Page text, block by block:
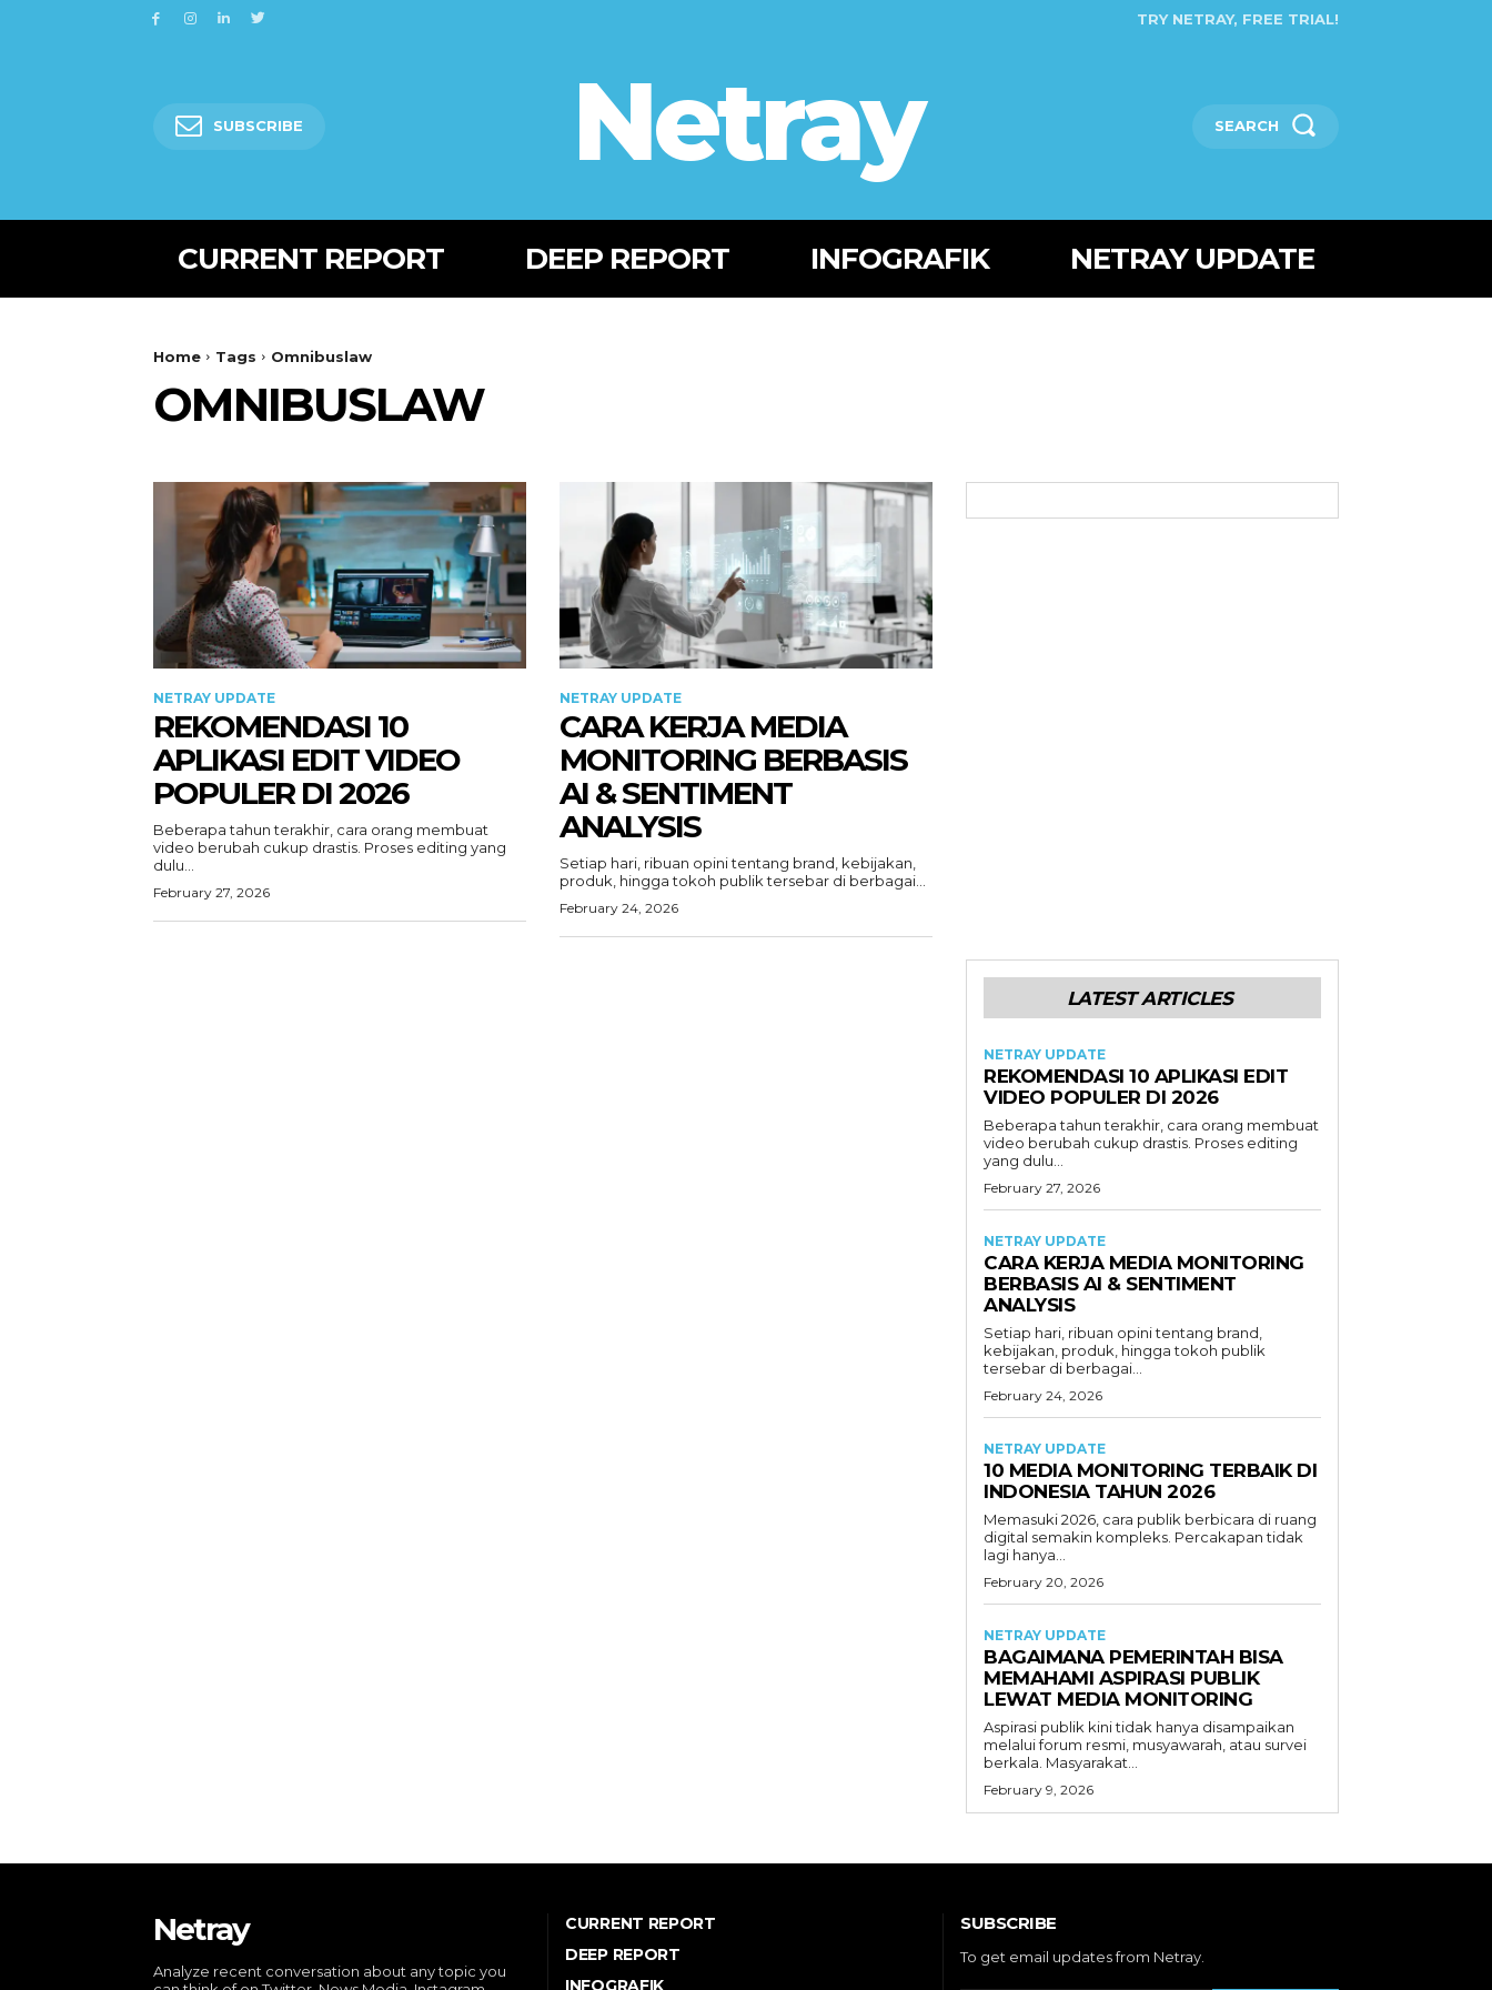
TRY NETRAY, FREE TRIAL!
SUBSCRIBE Netray SEARCH
CURRENT REPORT DEEP REPORT INFOGRAFIK NETRAY UPDATE
Home Tags Omnibuslaw
OMNIBUSLAW
NETRAY UPDATE
REKOMENDASI 10
APLIKASI EDIT VIDEO
POPULER DI 2026
Beberapa tahun terakhir, cara orang membuat
video berubah cukup drastis. Proses editing yang
dulu...
February 27, 2026
NETRAY UPDATE
CARA KERJA MEDIA
MONITORING BERBASIS
AI & SENTIMENT
ANALYSIS
Setiap hari, ribuan opini tentang brand, kebijakan,
produk, hingga tokoh publik tersebar di berbagai...
February 24, 2026
LATEST ARTICLES
NETRAY UPDATE
REKOMENDASI 10 APLIKASI EDIT
VIDEO POPULER DI 2026
Beberapa tahun terakhir, cara orang membuat
video berubah cukup drastis. Proses editing
yang dulu...
February 27, 2026
NETRAY UPDATE
CARA KERJA MEDIA MONITORING
BERBASIS AI & SENTIMENT
ANALYSIS
Setiap hari, ribuan opini tentang brand,
kebijakan, produk, hingga tokoh publik
tersebar di berbagai...
February 24, 2026
NETRAY UPDATE
10 MEDIA MONITORING TERBAIK DI
INDONESIA TAHUN 2026
Memasuki 2026, cara publik berbicara di ruang
digital semakin kompleks. Percakapan tidak
lagi hanya...
February 20, 2026
NETRAY UPDATE
BAGAIMANA PEMERINTAH BISA
MEMAHAMI ASPIRASI PUBLIK
LEWAT MEDIA MONITORING
Aspirasi publik kini tidak hanya disampaikan
melalui forum resmi, musyawarah, atau survei
berkala. Masyarakat...
February 9, 2026
Netray
Analyze recent conversation about any topic you
CURRENT REPORT
DEEP REPORT
INFOGRAFIK
SUBSCRIBE
To get email updates from Netray.